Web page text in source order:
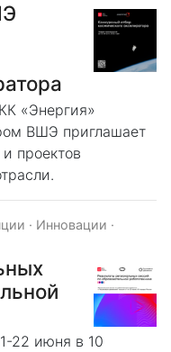
«Энергия»
ВШЭ приглашает
проектов
· Инновации ·
22 июня в 10